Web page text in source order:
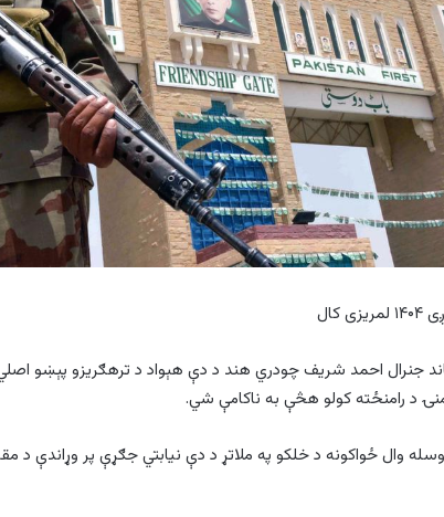
جنرال احمد شریف چودري هند د دې هېواد د ترهګریزو پېښو
د رامنځته کولو هڅې به ناکامې شي.
وال ځواکونه د خلکو په ملاتړ د دې نیابتي جګړې پر وړاندې د